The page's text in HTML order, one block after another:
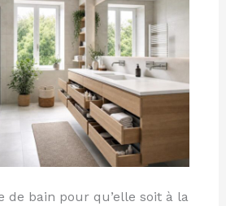
de bain pour qu’elle soit à la